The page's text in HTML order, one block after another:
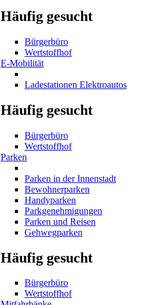
Häufig gesucht
Bürgerbüro
Wertstoffhof
E-Mobilität
Ladestationen Elektroautos
Häufig gesucht
Bürgerbüro
Wertstoffhof
Parken
Parken in der Innenstadt
Bewohnerparken
Handyparken
Parkgenehmigungen
Parken und Reisen
Gehwegparken
Häufig gesucht
Bürgerbüro
Wertstoffhof